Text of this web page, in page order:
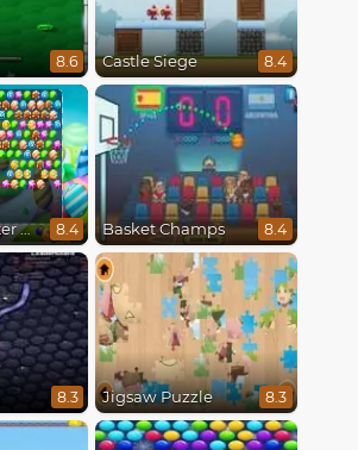
8.6 Castle Siege 8.4
Bubble Shooter Candy 8.4 Basket Champs 8.4
8.3 Jigsaw Puzzle 8.3